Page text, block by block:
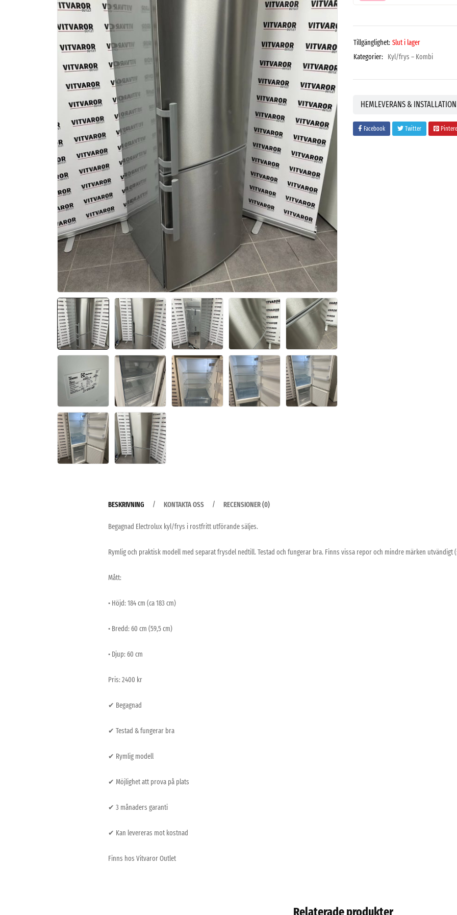
Tillgänglighet: Slut i lager
Kategorier: Kyl/frys – Kombi
HEMLEVERANS & INSTALLATION
Facebook Twitter
BESKRIVNING KONTAKTA OSS RECENSIONER (0)
Begagnad Electrolux kyl/frys i rostfritt utförande säljes.
Rymlig och praktisk modell med separat frysdel nedtill. Testad och fungerar bra. Finns vissa repor och mindre märken utvändigt
Mått:
• Höjd: 184 cm (ca 183 cm)
• Bredd: 60 cm (59,5 cm)
• Djup: 60 cm
Pris: 2400 kr
✔ Begagnad
✔ Testad & fungerar bra
✔ Rymlig modell
✔ Möjlighet att prova på plats
✔ 3 månaders garanti
✔ Kan levereras mot kostnad
Finns hos Vitvaror Outlet
Relaterade produkter